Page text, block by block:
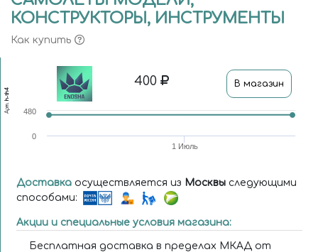
КОНСТРУКТОРЫ, ИНСТРУМЕНТЫ
Как купить
Арт.
h-th4
400 В магазин
1 Июль
0
480
Доставка осуществляется из Москвы следующими
способами:
Акции и специальные условия магазина:
Бесплатная доставка в пределах МКАД от